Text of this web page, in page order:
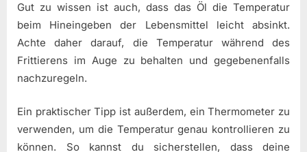
Gut zu wissen ist auch, dass das Öl die Temperatur
beim Hineingeben der Lebensmittel leicht absinkt.
Achte daher darauf, die Temperatur während des
Frittierens im Auge zu behalten und gegebenenfalls
nachzuregeln.
Ein praktischer Tipp ist außerdem, ein Thermometer zu
verwenden, um die Temperatur genau kontrollieren zu
können. So kannst du sicherstellen, dass deine